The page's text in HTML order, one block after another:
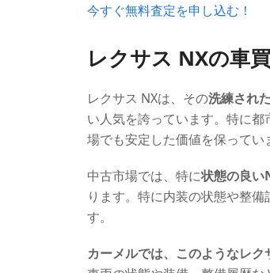
今すぐ無料査定を申し込む！
レクサス NXの車
レクサス NXは、その洗練され
い人気を誇っています。特に
場でも安定した価値を保ってい
中古市場では、特に状態の良い
ります。特に内装の状態や整
す。
カーメルでは、このようなレ